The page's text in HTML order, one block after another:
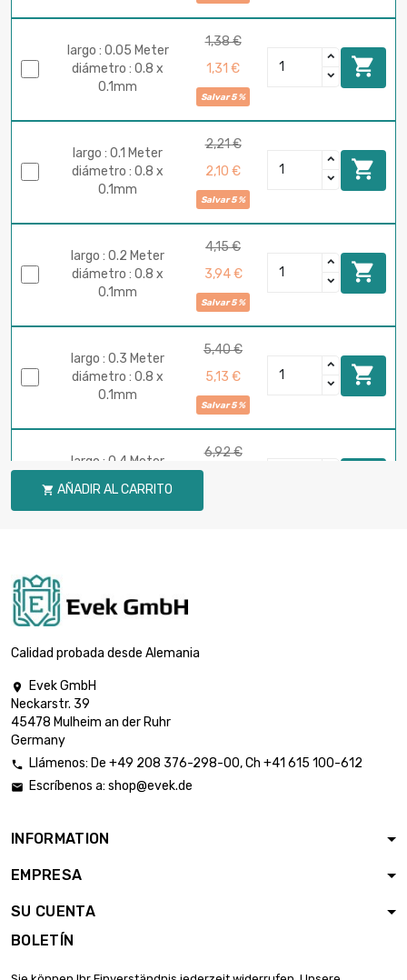
largo : 0.05 Meter
diámetro : 0.8 x
0.1mm
1,38 €
1,31 €
Salvar 5 %

largo : 0.1 Meter
diámetro : 0.8 x
0.1mm
2,21 €
2,10 €
Salvar 5 %

largo : 0.2 Meter
diámetro : 0.8 x
0.1mm
4,15 €
3,94 €
Salvar 5 %

largo : 0.3 Meter
diámetro : 0.8 x
0.1mm
5,40 €
5,13 €
Salvar 5 %

largo : 0.4 Meter
0.1mm
6,92 €
Salvar 5 %
0.1mm
diámetro : 0.8 x
largo : 1 Meter
diámetro : 0.8 x
13,85 €
largo : 0.02 Meter
 AÑADIR AL CARRITO
Calidad probada desde Alemania

Evek GmbH
Neckarstr. 39
45478 Mulheim an der Ruhr
Germany
 Llámenos: De +49 208 376-298-00, Ch +41 615 100-612
 Escríbenos a: shop@evek.de
INFORMATION
EMPRESA
SU CUENTA
BOLETÍN